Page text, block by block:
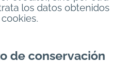
los datos obtenidos
de conservación